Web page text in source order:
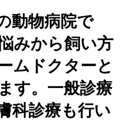
動物病院で
みから飼い方
ムドクターと
す。一般診療
科診療も行い